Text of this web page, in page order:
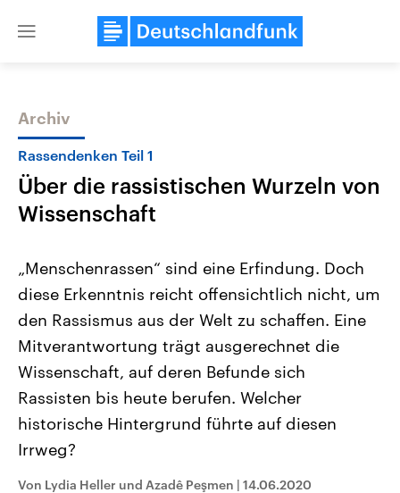
Close
Themen
USA
Aktuelle Beiträge, Analysen und
Hintergründe
Wirtschaftlich und militärisch
gehören die Vereinigten Staaten zu
den mächtigsten Ländern der Erde,
mit großem Einfluss auf das
Nahostkonflikt
Aktuelle Lage und
Der Überfall der
Terrororganisation Hamas
Oktober 2023 auf Israel
Region wieder die Gewalt
Israel möchte die Hamas
Libanon vom Iran
Sendungen
Archiv
Rassendenken Teil 1
Über die rassistischen Wurzeln von
Wissenschaft
„Menschenrassen“ sind eine Erfindung. Doch
diese Erkenntnis reicht offensichtlich nicht, um
den Rassismus aus der Welt zu schaffen. Eine
Mitverantwortung trägt ausgerechnet die
Wissenschaft, auf deren Befunde sich
Rassisten bis heute berufen. Welcher
historische Hintergrund führte auf diesen
Irrweg?
Von Lydia Heller und Azadê Peşmen | 14.06.2020